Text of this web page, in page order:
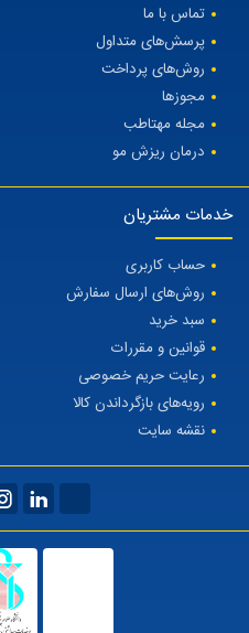
تماس با ما
پرسش‌های متداول
روش‌های پرداخت
مجوزها
مجله مهتاطب
درمان ریزش مو
خدمات مشتریان
حساب کاربری
روش‌های ارسال سفارش
سبد خرید
قوانین و مقررات
رعایت حریم خصوصی
رویه‌های بازگرداندن کالا
نقشه سایت